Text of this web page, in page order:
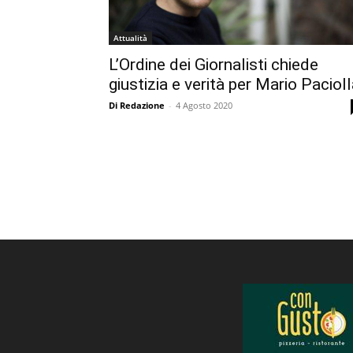
Attualità
L’Ordine dei Giornalisti chiede
giustizia e verità per Mario
Di Redazione - 4 Agosto 2020